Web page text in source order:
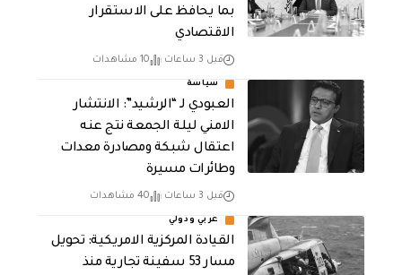
بما يحافظ على الاستقرار
الاقتصادي
قبل 3 ساعات 10 مشاهدات
سياسة
العبودي لـ “الرشيد”: الانتشار
الامني ليلة الجمعة نتج عنه
اعتقال شبكة ومصادرة معدات
وطائرات مسيرة
قبل 3 ساعات 40 مشاهدات
عربي ودولي
القيادة المركزية الامريكية: تحويل
مسار 53 سفينة تجارية منذ